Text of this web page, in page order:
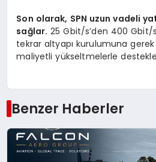
Son olarak, SPN uzun vadeli
sağlar. 25 Gbit/s’den 400 Gbit/
tekrar altyapı kurulumuna
maliyetli yükseltmelerle
Benzer Haberler